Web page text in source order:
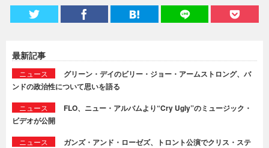
最新記事
ニュース
グリーン・デイのビリー・ジョー・アームストロング、バ
ンドの政治性について思いを語る
ニュース
FLO、ニュー・アルバムより“Cry Ugly”のミュージック・
ビデオが公開
ニュース
ガンズ・アンド・ローゼズ、トロント公演でクリス・ステ